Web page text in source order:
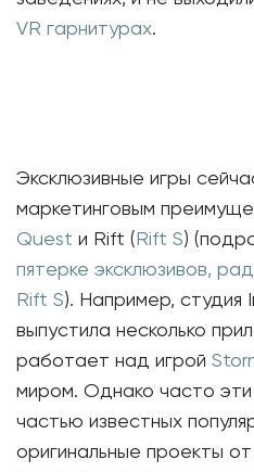
VR гарнитурах.
Эксклюзивные игры
маркетинговым
Quest и Rift ( Rift S)
пятерке эксклюзивов,
Rift S). Например, студия
выпустила несколько
работает над игрой
миром. Однако часто эти
частью известных
оригинальные проекты